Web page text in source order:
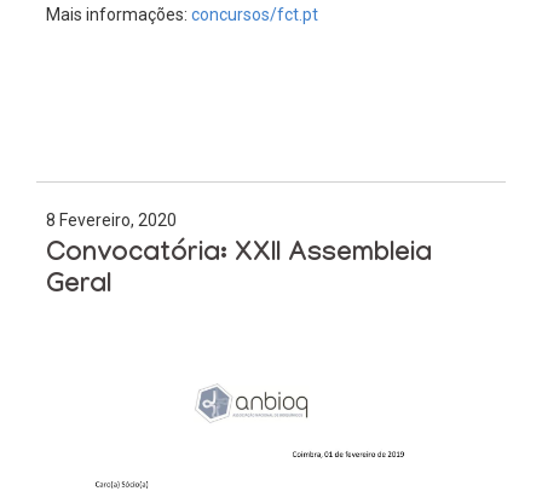
Mais informações: concursos/fct.pt
8 Fevereiro, 2020
Convocatória: XXII Assembleia
Geral